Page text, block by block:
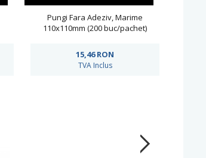
Pungi Fara Adeziv, Marime
110x110mm (200 buc/pachet)
15,46RON
TVA Inclus